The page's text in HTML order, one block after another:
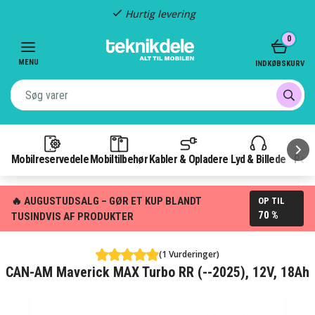
Hurtig levering
MENU
Mobilreservedele Mobiltilbehør Kabler & Opladere Lyd & Billede
0
INDKØBSKURV
🔥 AUGUSTUDSALG – GØR ET KUP BLANDT
TUSINDVIS AF PRODUKTER
OP TIL
70 %
(1 Vurderinger)
CAN-AM Maverick MAX Turbo RR (--2025), 12V, 18Ah